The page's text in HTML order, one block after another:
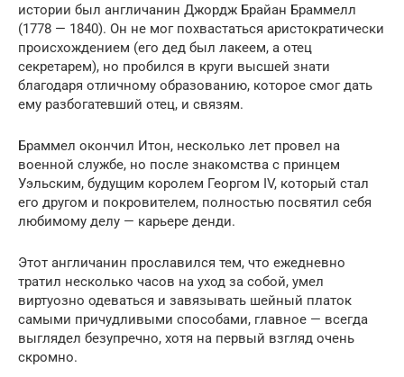
истории был англичанин Джордж Брайан Браммелл
(1778 — 1840). Он не мог похвастаться аристократически
происхождением (его дед был лакеем, а отец
секретарем), но пробился в круги высшей знати
благодаря отличному образованию, которое смог дать
ему разбогатевший отец, и связям.
Браммел окончил Итон, несколько лет провел на
военной службе, но после знакомства с принцем
Уэльским, будущим королем Георгом IV, который стал
его другом и покровителем, полностью посвятил себя
любимому делу — карьере денди.
Этот англичанин прославился тем, что ежедневно
тратил несколько часов на уход за собой, умел
виртуозно одеваться и завязывать шейный платок
самыми причудливыми способами, главное — всегда
выглядел безупречно, хотя на первый взгляд очень
скромно.